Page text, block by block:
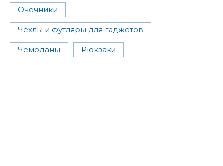
Очечники
Чехлы и футляры для гаджетов
Чемоданы Рюкзаки